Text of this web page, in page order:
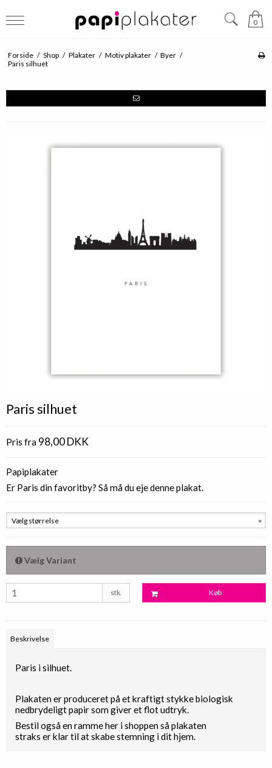
0
Forside / Shop / Plakater / Motiv plakater / Byer /
Paris silhuet
Paris silhuet
Pris fra 98,00 DKK
Papiplakater
Er Paris din favoritby? Så må du eje denne plakat.
Vælg størrelse
Vælg Variant
stk. Køb
Beskrivelse
Paris i silhuet.
Plakaten er produceret på et kraftigt stykke biologisk
nedbrydeligt papir som giver et flot udtryk.
Bestil også en ramme her i shoppen så plakaten
straks er klar til at skabe stemning i dit hjem.